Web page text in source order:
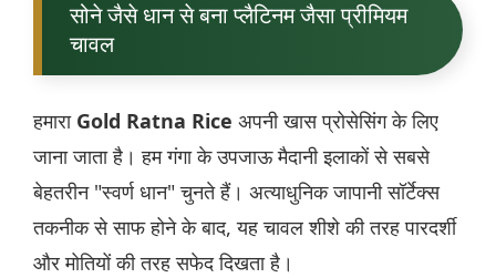
सोने जैसे धान से बना प्लैटिनम जैसा प्रीमियम
चावल
हमारा Gold Ratna Rice अपनी खास प्रोसेसिंग के लिए
जाना जाता है। हम गंगा के उपजाऊ मैदानी इलाकों से सबसे
बेहतरीन "स्वर्ण धान" चुनते हैं। अत्याधुनिक जापानी सॉर्टेक्स
तकनीक से साफ होने के बाद, यह चावल शीशे की तरह पारदर्शी
और मोतियों की तरह सफेद दिखता है।